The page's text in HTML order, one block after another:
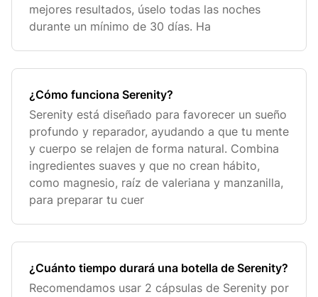
mejores resultados, úselo todas las noches
durante un mínimo de 30 días. Ha
¿Cómo funciona Serenity?
Serenity está diseñado para favorecer un sueño
profundo y reparador, ayudando a que tu mente
y cuerpo se relajen de forma natural. Combina
ingredientes suaves y que no crean hábito,
como magnesio, raíz de valeriana y manzanilla,
para preparar tu cuer
¿Cuánto tiempo durará una botella de Serenity?
Recomendamos usar 2 cápsulas de Serenity por